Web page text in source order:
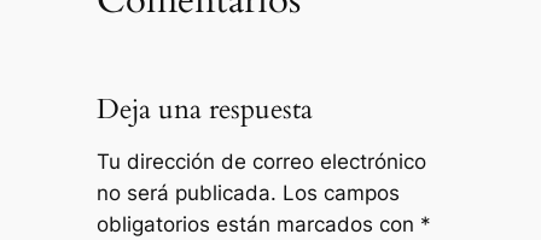
Deja una respuesta
Tu dirección de correo electrónico
no será publicada. Los campos
obligatorios están marcados con *